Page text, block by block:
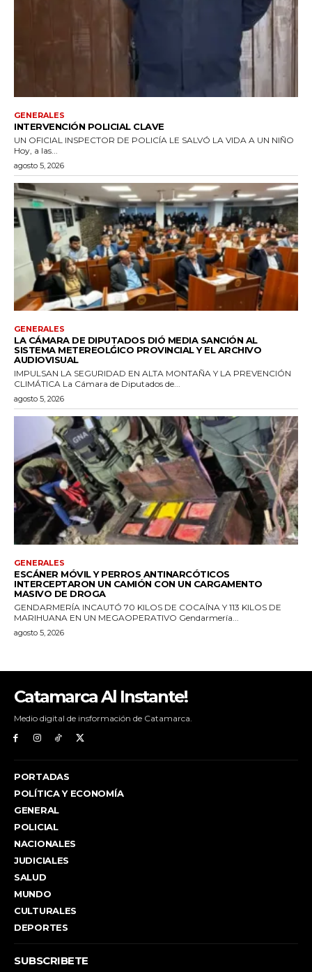
Catamarca Al Instante!
Medio digital de insformación de Catamarca.
PORTADAS
POLÍTICA Y ECONOMÍA
GENERAL
POLICIAL
NACIONALES
JUDICIALES
SALUD
MUNDO
CULTURALES
DEPORTES
SUBSCRIBETE